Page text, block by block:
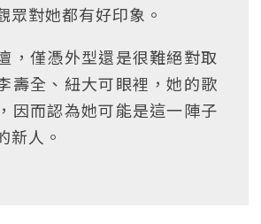
眾對她都有好印象。
，僅憑外型還是很難絕對取
壽全、紐大可眼裡，她的歌
因而認為她可能是這一陣子
新人。